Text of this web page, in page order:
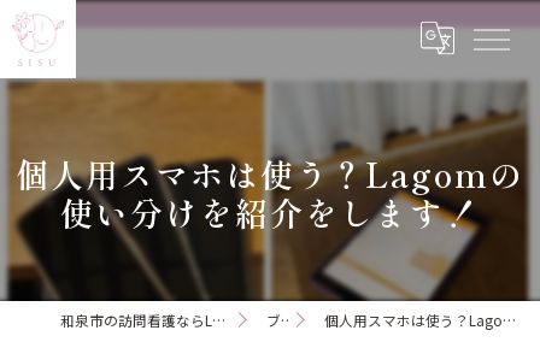
個人用スマホは使う？Lagomの
使い分けを紹介をします！
和泉市の訪問看護ならLagom訪問看護ステーション ブログ 個人用スマホは使う？Lagomの使い分けを紹介をします！